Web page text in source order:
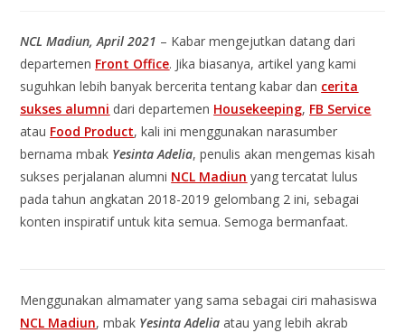
NCL Madiun, April 2021 – Kabar mengejutkan datang dari
departemen Front Office. Jika biasanya, artikel yang kami
suguhkan lebih banyak bercerita tentang kabar dan cerita
sukses alumni dari departemen Housekeeping, FB Service
atau Food Product, kali ini menggunakan narasumber
bernama mbak Yesinta Adelia, penulis akan mengemas kisah
sukses perjalanan alumni NCL Madiun yang tercatat lulus
pada tahun angkatan 2018-2019 gelombang 2 ini, sebagai
konten inspiratif untuk kita semua. Semoga bermanfaat.
Menggunakan almamater yang sama sebagai ciri mahasiswa
NCL Madiun, mbak Yesinta Adelia atau yang lebih akrab